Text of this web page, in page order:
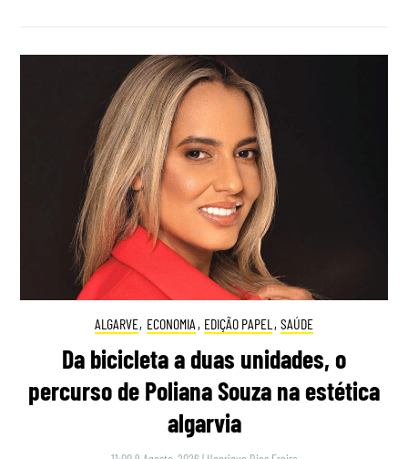
ALGARVE, ECONOMIA , EDIÇÃO PAPEL , SAÚDE
Da bicicleta a duas unidades, o
percurso de Poliana Souza na estética
algarvia